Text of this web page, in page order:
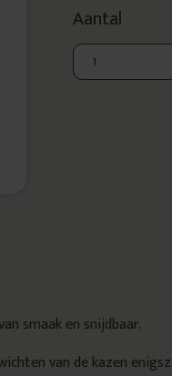
Aantal
smaak en snijdbaar.
van de kazen